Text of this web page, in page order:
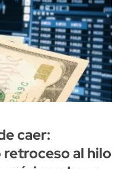
caer:
al hilo